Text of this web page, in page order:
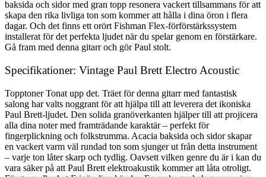
baksida och sidor med gran topp resonera vackert tillsammans för att
skapa den rika livliga ton som kommer att hålla i dina öron i flera
dagar. Och det finns ett orört Fishman Flex-förförstärkssystem
installerat för det perfekta ljudet när du spelar genom en förstärkare.
Gå fram med denna gitarr och gör Paul stolt.
Specifikationer: Vintage Paul Brett Electro Acoustic
Topptoner Tonat upp det. Träet för denna gitarr med fantastisk
salong har valts noggrant för att hjälpa till att leverera det ikoniska
Paul Brett-ljudet. Den solida granöverkanten hjälper till att projicera
alla dina noter med framträdande karaktär – perfekt för
fingerplickning och folkstrumma. Acacia baksida och sidor skapar
en vackert varm väl rundad ton som sjunger ut från detta instrument
– varje ton låter skarp och tydlig. Oavsett vilken genre du är i kan du
vara säker på att Paul Brett elektroakustik kommer att låta otroligt.